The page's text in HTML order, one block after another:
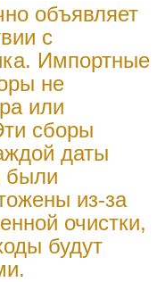
объявляет
с
Импортные
не
или
сборы
даты
были
из-за
очистки,
будут